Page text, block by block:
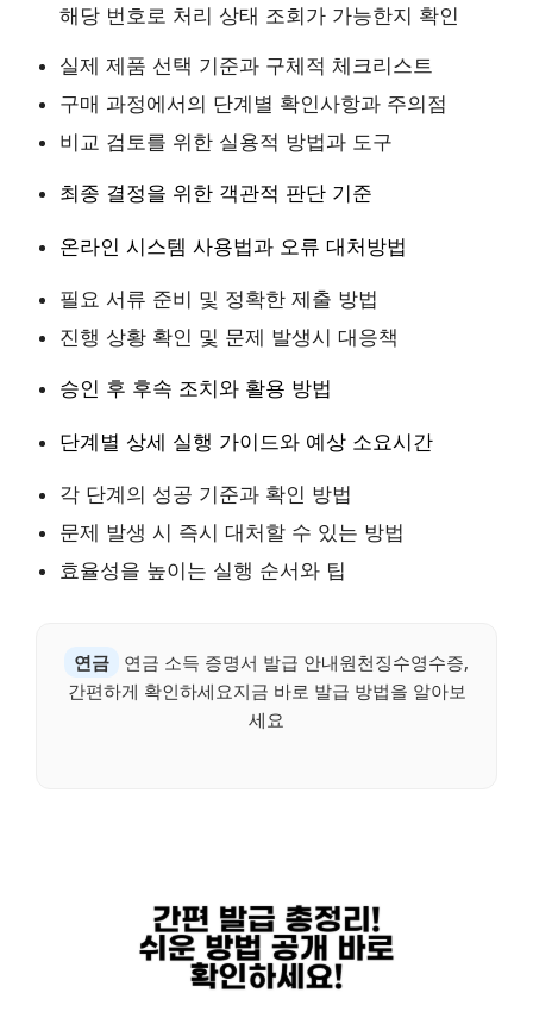
해당 번호로 처리 상태 조회가 가능한지 확인
실제 제품 선택 기준과 구체적 체크리스트
구매 과정에서의 단계별 확인사항과 주의점
비교 검토를 위한 실용적 방법과 도구
최종 결정을 위한 객관적 판단 기준
온라인 시스템 사용법과 오류 대처방법
필요 서류 준비 및 정확한 제출 방법
진행 상황 확인 및 문제 발생시 대응책
승인 후 후속 조치와 활용 방법
단계별 상세 실행 가이드와 예상 소요시간
각 단계의 성공 기준과 확인 방법
문제 발생 시 즉시 대처할 수 있는 방법
효율성을 높이는 실행 순서와 팁
연금
연금 소득 증명서 발급 안내원천징수영수증,
간편하게 확인하세요지금 바로 발급 방법을 알아보
세요